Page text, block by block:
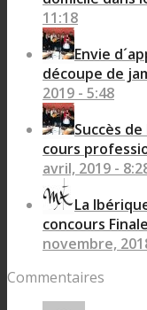
11:18
Envie
découpe de
2019 - 5:48
Succès
cours
avril, 2019 -
La
concours
novembre,
Commentaires